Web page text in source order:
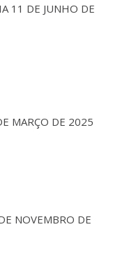
11 DE JUNHO DE
MARÇO DE 2025
NOVEMBRO DE